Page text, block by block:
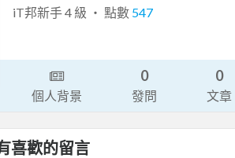
iT邦新手 4 級 ‧ 點數 547
個人背景
0
發問
0
文章
喜歡的留言